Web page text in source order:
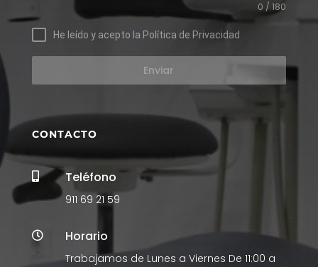
0 / 180
He leído y acepto la Política de Privacidad
Enviar
CONTACTO
 Teléfono
911 69 21 59
 Horario
Trabajamos de Lunes a Viernes De 11:00 a